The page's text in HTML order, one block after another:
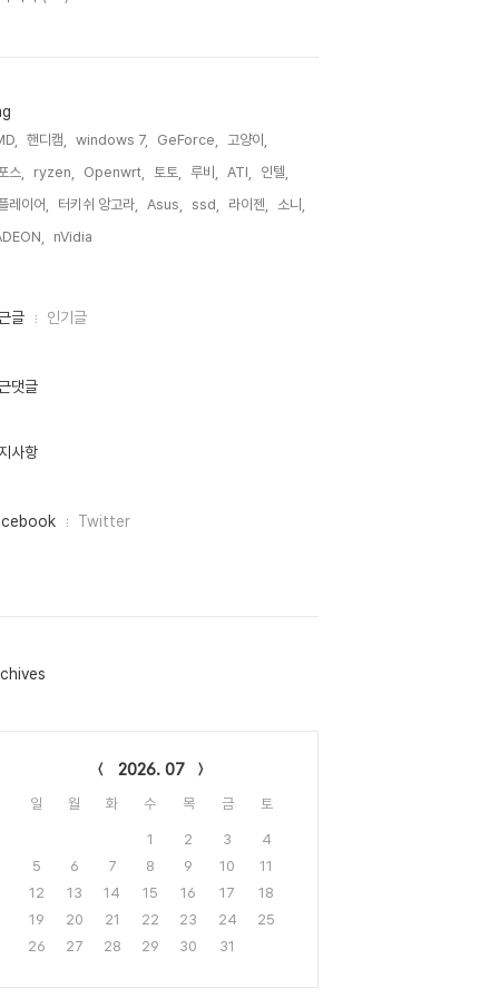
핸디캠, windows 7, GeForce,
고양이,
스,
ryzen, Openwrt, 토토, 루비, ATI,
인텔,
레이어,
터키쉬 앙고라, Asus, ssd, 라이젠,
소니,
nVidia,
글 인기글
댓글
사항
Twitter
2026. 07
일 월 화 수 목 금 토
1 2 3
4
5
6 7 8 9 10
11
12
13 14 15 16 17
18
19
20 21 22 23 24
25
26
27 28 29 30 31